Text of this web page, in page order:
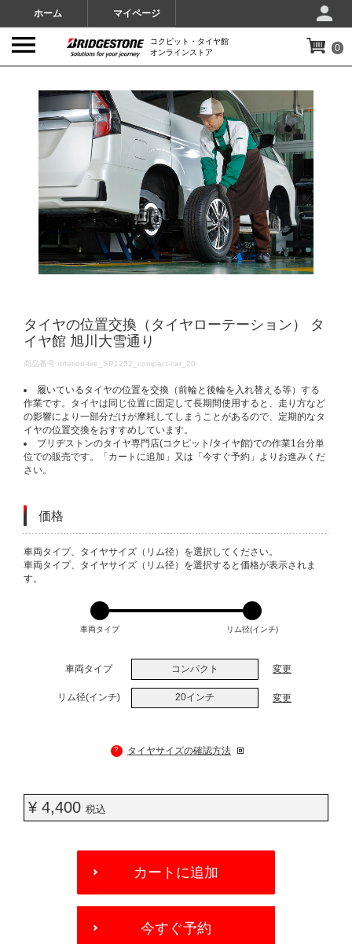
ホーム マイページ
コクピット・タイヤ館
オンラインストア
0
タイヤの位置交換（タイヤローテーション） タ
イヤ館 旭川大雪通り
DETAILS
商品番号 rotation-tire_SP1252_compact-car_20
履いているタイヤの位置を交換（前輪と後輪を入れ替える等）する
作業です。タイヤは同じ位置に固定して長期間使用すると、走り方など
の影響により一部分だけが摩耗してしまうことがあるので、定期的なタ
イヤの位置交換をおすすめしています。
ブリヂストンのタイヤ専門店(コクピット/タイヤ館)での作業1台分単
位での販売です。「カートに追加」又は「今すぐ予約」よりお進みくだ
さい。
価格
VARIATIONS
車両タイプ、タイヤサイズ（リム径）を選択してください。
車両タイプ、タイヤサイズ（リム径）を選択すると価格が表示されま
す。
車両タイプ リム径(インチ)
車両タイプ コンパクト 変更
リム径(インチ) 20インチ 変更
? タイヤサイズの確認方法
¥ 4,400 税込
OPTIONS
カートに追加
今すぐ予約